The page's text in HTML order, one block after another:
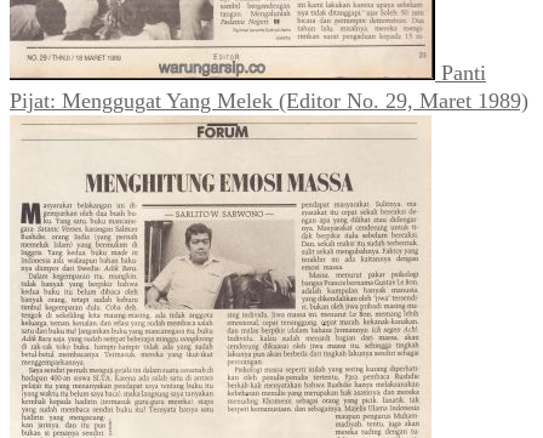
Panti
Pijat: Menggugat Yang Melek (Editor No. 29, Maret 1989)